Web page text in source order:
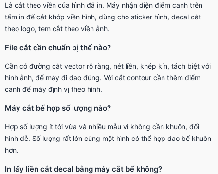
Là cắt theo viền của hình đã in. Máy nhận diện điểm canh trên
tấm in để cắt khớp viền hình, dùng cho sticker hình, decal cắt
theo logo, tem cắt theo viền ảnh.
File cắt cần chuẩn bị thế nào?
Cần có đường cắt vector rõ ràng, nét liền, khép kín, tách biệt với
hình ảnh, để máy đi dao đúng. Với cắt contour cần thêm điểm
canh để máy định vị theo hình.
Máy cắt bế hợp số lượng nào?
Hợp số lượng ít tới vừa và nhiều mẫu vì không cần khuôn, đổi
hình dễ. Số lượng rất lớn cùng một hình có thể hợp dao bế khuôn
hơn.
In lấy liền cắt decal bằng máy cắt bế không?